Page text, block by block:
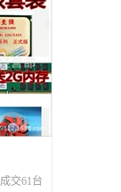
成交61台